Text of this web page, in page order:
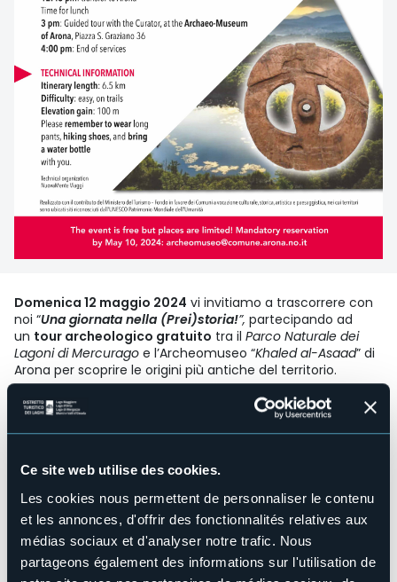
Ce site web utilise des cookies.
Les cookies nous permettent de personnaliser le contenu
et les annonces, d'offrir des fonctionnalités relatives aux
médias sociaux et d'analyser notre trafic. Nous
partageons également des informations sur l'utilisation de
Domenica 12 maggio 2024 vi invitiamo a trascorrere con
noi “Una giornata nella (Prei)storia!”, partecipando ad
un tour archeologico gratuito tra il Parco Naturale dei
Lagoni di Mercurago e l’Archeomuseo “Khaled al-Asaad” di
Arona per scoprire le origini più antiche del territorio.
L’attività prevede un tour che da Arona condurrà, con
trasporto tramite bus turistico, al
Parco Naturale dei Lagoni
di Mercurago, un vero e proprio scrigno di natura e cultura.
partecipanti alla scoperta dei siti archeologici del Parco,
Mercurago, dove è stato identificato un sito palafitticolo
risalente all’Età del Bronzo e riconosciuto Patrimonio
dell’Umanità dall’UNESCO. Percorrendo a piedi i suggestivi
sentieri del Parco, immergendosi nella bellezza di boschi,
radure e aree umide, sarà possibile “attraversare la storia”